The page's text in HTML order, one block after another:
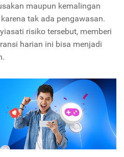
maupun kemalingan
tak ada pengawasan.
risiko tersebut, memberi
harian ini bisa menjadi